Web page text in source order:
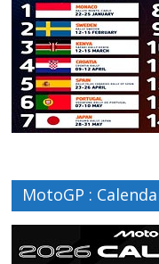
MotoGP :